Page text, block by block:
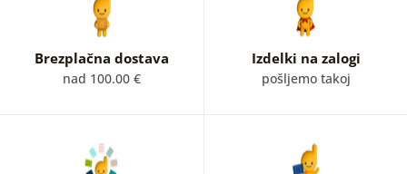
najdete v tej kategoriji. Gre za hitro, enostavno in
pregledno izbiro. Prepričani smo, da bo pri nas vsakdo
našel kaj zase! V to kategorijo spadajo tudi slike na steklu
zemljevidi na plutovini
. Če vas tudi to ne prepriča,
Edinstvene motive slik je namreč zasnovala naša spretna
grafična oblikovalka.
Brezplačna dostava
nad 100.00 €
Izdelki na zalogi
pošljemo takoj